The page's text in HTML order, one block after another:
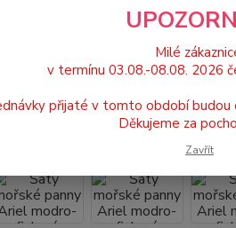
Dětské karnevalové kostýmy / Princeznovské
mořské panny
Milé
v termínu 03.08.-08.08. 2026
přijaté v tomto období budou
Děkujeme za
Zavřít